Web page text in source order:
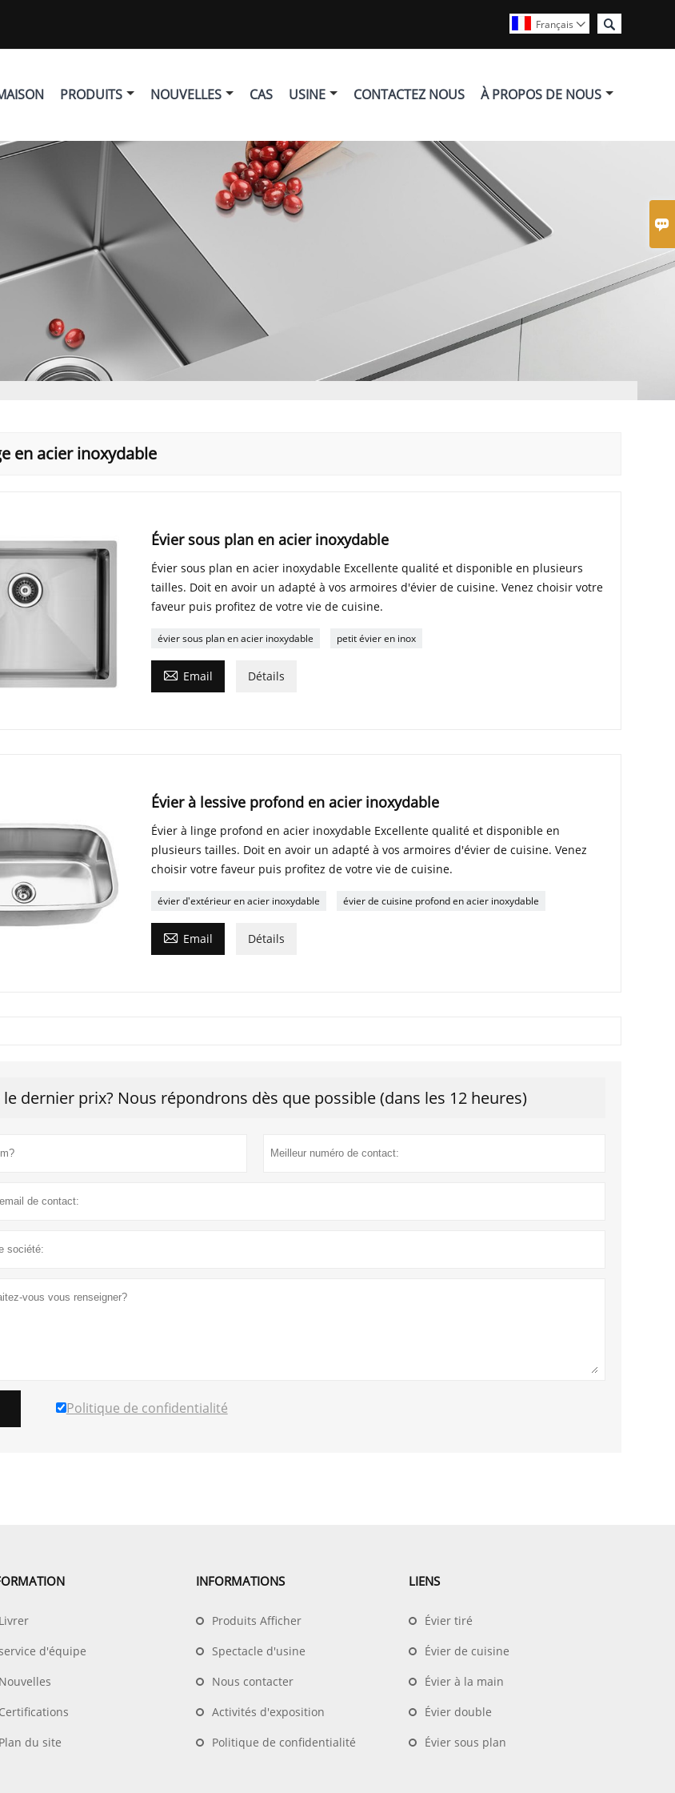


Français 
PRODUITS NOUVELLES CAS USINE CONTACTEZ NOUS À PROPOS DE NOUS
en acier inoxydable
Évier sous plan en acier inoxydable
Évier sous plan en acier inoxydable Excellente qualité et disponible en plusieurs
tailles. Doit en avoir un adapté à vos armoires d'évier de cuisine. Venez choisir votre
faveur puis profitez de votre vie de cuisine.
évier sous plan en acier inoxydable petit évier en inox
 Email Détails
Évier à lessive profond en acier inoxydable
Évier à linge profond en acier inoxydable Excellente qualité et disponible en
plusieurs tailles. Doit en avoir un adapté à vos armoires d'évier de cuisine. Venez
choisir votre faveur puis profitez de votre vie de cuisine.
évier d'extérieur en acier inoxydable évier de cuisine profond en acier inoxydable
 Email Détails
dernier prix? Nous répondrons dès que possible (dans les 12 heures)
Politique de confidentialité
Livrer
d'équipe
Nouvelles
Certifications
Plan du site
INFORMATIONS
Produits Afficher
Spectacle d'usine
Nous contacter
Activités d'exposition
Politique de confidentialité
LIENS
Évier tiré
Évier de cuisine
Évier à la main
Évier double
Évier sous plan